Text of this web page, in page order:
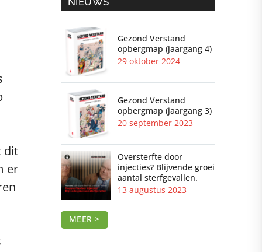
dit
er
Gezond Verstand
opbergmap (jaargang 4)
29 oktober 2024
Gezond Verstand
opbergmap (jaargang 3)
20 september 2023
Oversterfte door
injecties? Blijvende groei
aantal sterfgevallen.
13 augustus 2023
MEER >